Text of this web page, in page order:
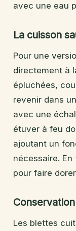
avec une eau
La cuisson
Pour une
directement à
épluchées,
revenir dans
avec une
étuver à feu
ajoutant un
nécessaire.
pour faire
Les blettes